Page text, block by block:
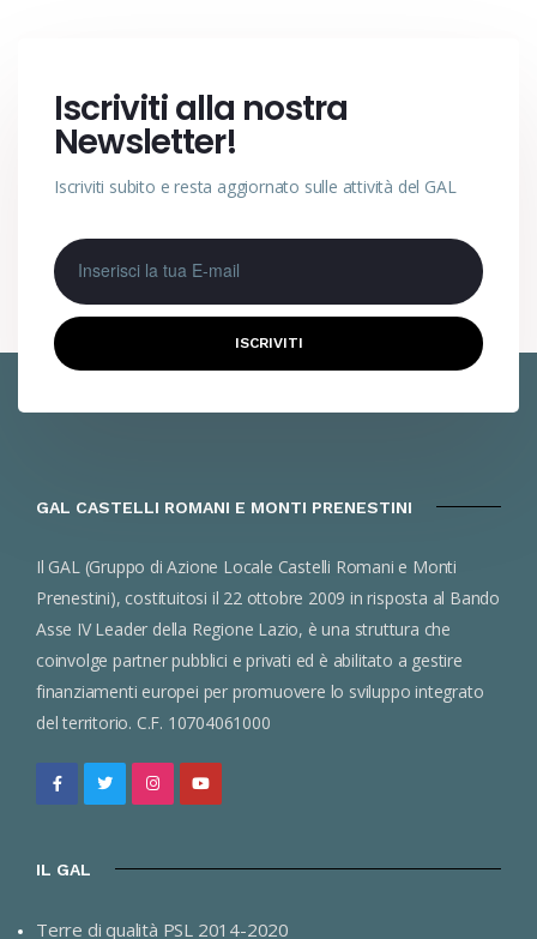
Iscriviti alla nostra
Newsletter!
Iscriviti subito e resta aggiornato sulle attività del GAL
ISCRIVITI
GAL CASTELLI ROMANI E MONTI PRENESTINI
Il GAL (Gruppo di Azione Locale Castelli Romani e Monti
Prenestini), costituitosi il 22 ottobre 2009 in risposta al Bando
Asse IV Leader della Regione Lazio, è una struttura che
coinvolge partner pubblici e privati ed è abilitato a gestire
finanziamenti europei per promuovere lo sviluppo integrato
del territorio. C.F. 10704061000
IL GAL
Terre di qualità PSL 2014-2020